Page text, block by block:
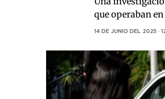
que operaban
14 DE JUNIO DEL 2025 ·